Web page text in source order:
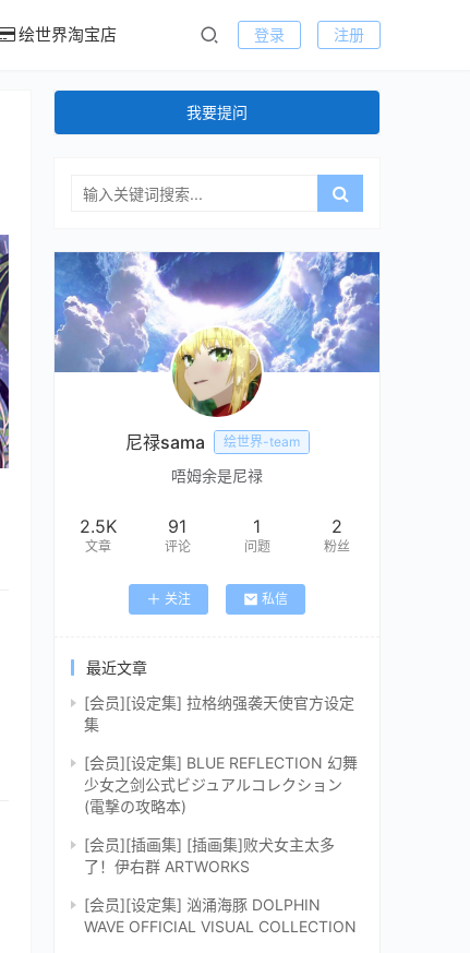
绘世界淘宝店 登录 注册
我要提问
尼禄sama 绘世界-team
唔姆余是尼禄
2.5K
文章
91
评论
1
问题
2
粉丝
关注 私信
最近文章
[会员][设定集] 拉格纳强袭天使官方设定
集
[会员][设定集] BLUE REFLECTION 幻舞
少女之剑公式ビジュアルコレクション
(電撃の攻略本)
[会员][插画集] [插画集]败犬女主太多
了！伊右群 ARTWORKS
[会员][设定集] 汹涌海豚 DOLPHIN
WAVE OFFICIAL VISUAL COLLECTION